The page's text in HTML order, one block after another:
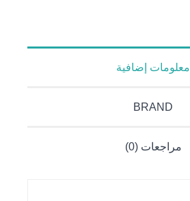
معلومات إضافية
BRAND
مراجعات (0)